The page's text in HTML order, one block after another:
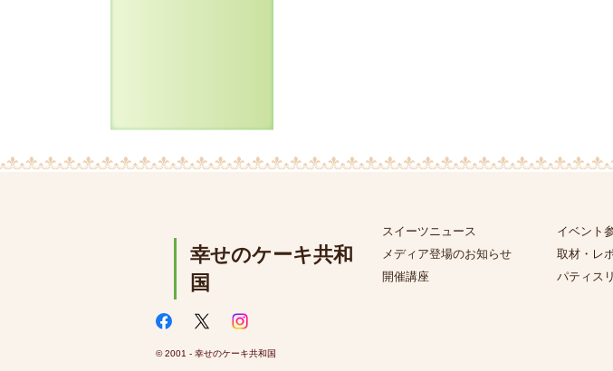
幸せのケーキ共和
国
スイーツニュース
メディア登場のお知らせ
開催講座
イベント
取材・レ
パティス
© 2001 - 幸せのケーキ共和国